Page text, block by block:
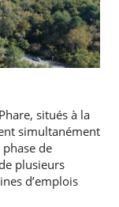
situés à la
simultanément
de
plusieurs
d’emplois